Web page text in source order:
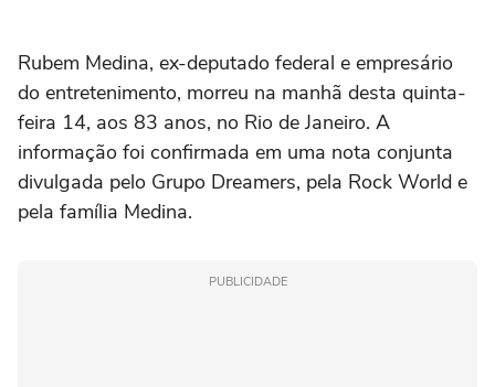
Rubem Medina, ex-deputado federal e empresário
do entretenimento, morreu na manhã desta quinta-
feira 14, aos 83 anos, no Rio de Janeiro. A
informação foi confirmada em uma nota conjunta
divulgada pelo Grupo Dreamers, pela Rock World e
pela família Medina.
PUBLICIDADE